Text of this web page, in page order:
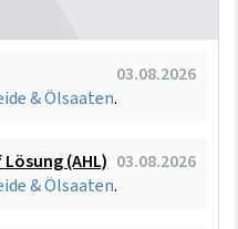
03.08.2026
& Ölsaaten.
(AHL) 03.08.2026
& Ölsaaten.